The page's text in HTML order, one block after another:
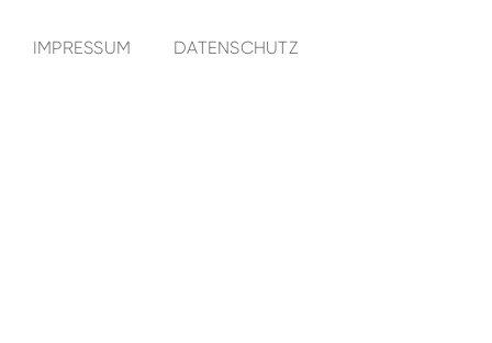
IMPRESSUM DATENSCHUTZ